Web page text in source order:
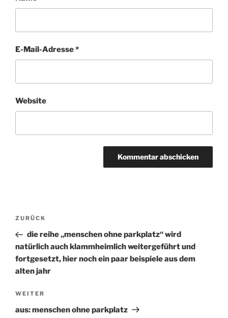
E-Mail-Adresse*
Website
Beitragsnavigation
Vorheriger
Beitrag
ZURÜCK
die reihe „menschen ohne parkplatz“ wird
natürlich auch klammheimlich weitergeführt und
fortgesetzt, hier noch ein paar beispiele aus dem
alten jahr
Nächster
Beitrag
WEITER
aus: menschen ohne parkplatz